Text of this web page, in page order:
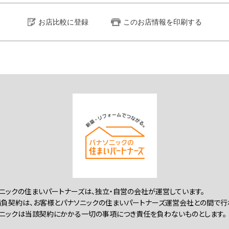
お店比較に登録 このお店情報を印刷する
クの住まいパートナーズは、独立・自営の会社が運営しています。
契約は、お客様とパナソニックの住まいパートナーズ運営会社との間で行
ックは当該契約にかかる一切の事項につき責任を負わないものとします。